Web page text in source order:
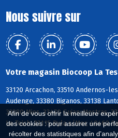
Afin de vous offrir la meilleure
des cookies : pour assurer une
récolter des statistiques afin
Nous suivre sur
Votre magasin Biocoop La
33120 Arcachon, 33510 Andernos-
Audenge, 33380 Biganos, 33138
33380 Mios, 33470 Gujan-Mestras,
Le Teich, 33115 Pyla s/Mer, 40460